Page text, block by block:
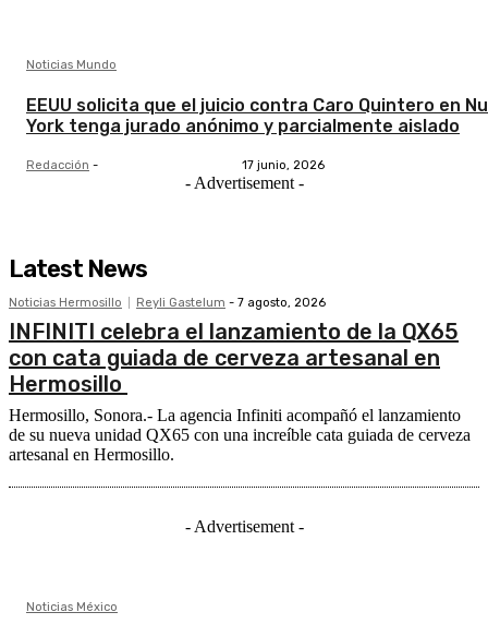
Noticias Mundo
EEUU solicita que el juicio contra Caro Quintero en
York tenga jurado anónimo y parcialmente aislado
Redacción - 17 junio, 2026
- Advertisement -
Latest News
Noticias Hermosillo Reyli Gastelum - 7 agosto, 2026
INFINITI celebra el lanzamiento de la QX65
con cata guiada de cerveza artesanal en
Hermosillo
Hermosillo, Sonora.- La agencia Infiniti acompañó el lanzamiento
de su nueva unidad QX65 con una increíble cata guiada de cerveza
artesanal en Hermosillo.
- Advertisement -
Noticias México